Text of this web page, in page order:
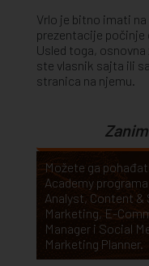
Vrlo je bitno imati
prezentacije počinje
Usled toga,
ste vlasnik sajta ili
stranica na njemu.
Možete ga
Academy
Analyst, Content &
Marketing, E-
Manager i Social
Marketing Planner.